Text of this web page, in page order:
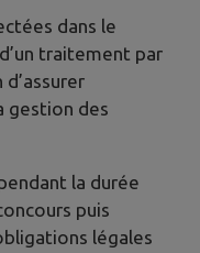
dans le
traitement par
gestion des
la durée
puis
légales